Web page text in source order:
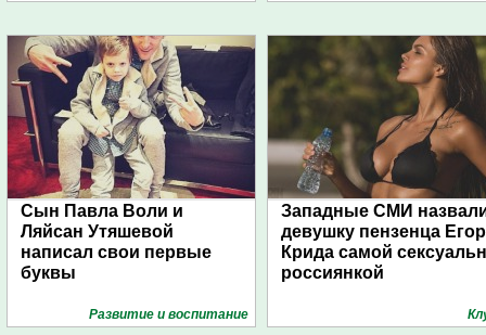
Сын Павла Воли и
Ляйсан Утяшевой
написал свои первые
буквы
Развитие и воспитание
Западные СМИ
девушку пензенца
Крида самой
россиянкой